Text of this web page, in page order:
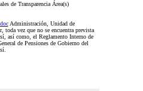
de Transparencia Área(s)
Administración, Unidad de
toda vez que no se encuentra prevista
así como, el Reglamento Interno de
de Pensiones de Gobierno del